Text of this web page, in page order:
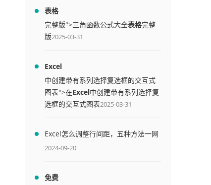
表格
完整版">三角函数公式大全表格完整
版2025-03-31
Excel
中创建带有系列选择复选框的交互式
图表">在Excel中创建带有系列选择复
选框的交互式图表2025-03-31
Excel怎么调整行间距，五种方法一网
打尽
2024-09-20
免费